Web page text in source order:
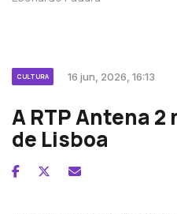
CULTURA 16 jun, 2026, 16:13
A RTP Antena 2
de Lisboa